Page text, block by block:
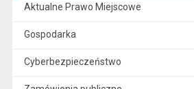
Aktualne Prawo Miejscowe
Gospodarka
Cyberbezpieczeństwo